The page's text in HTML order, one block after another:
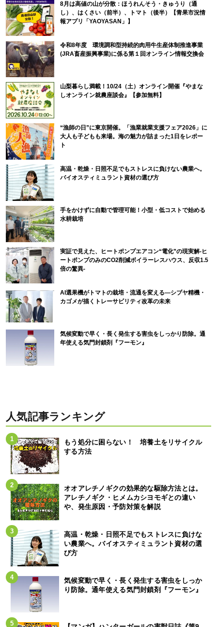
8月は高値の山が分散：ほうれんそう・きゅうり（通
し）、はくさい（前半）、トマト（後半）【青果市況情
報アプリ「YAOYASAN」】
令和8年度 環境調和型持続的肉用牛生産体制推進事業
(JRA畜産振興事業)に係る第１回オンライン情報交換会
山梨暮らし満載！10/24（土）オンライン開催『やまな
しオンライン就農座談会』【参加無料】
“漁師の日”に東京開催。「漁業就業支援フェア2026」に
大人も子どもも来場。海の魅力が詰まった1日をレポー
ト
高温・乾燥・日照不足でもストレスに負けない農業へ。
バイオスティミュラント資材の選び方
手をかけずに自動で管理可能！小型・低コストで始める
水耕栽培
実証で見えた、ヒートポンプエアコン“電化”の現実解-ヒ
ートポンプのみのCO2削減ボイラーレスハウス、反収1.5
倍の驚異-
AI選果機がトマトの栽培・流通を変える―シブヤ精機・
カゴメが描くトレーサビリティ改革の未来
気候変動で早く・長く発生する害虫をしっかり防除。通
年使える気門封鎖剤『フーモン』
人気記事ランキング
もう処分に困らない！ 培養土をリサイクル
する方法
オオアレチノギクの効果的な駆除方法とは。
アレチノギク・ヒメムカシヨモギとの違い
や、発生原因・予防対策を解説
高温・乾燥・日照不足でもストレスに負けな
い農業へ。バイオスティミュラント資材の選
び方
気候変動で早く・長く発生する害虫をしっか
り防除。通年使える気門封鎖剤『フーモン』